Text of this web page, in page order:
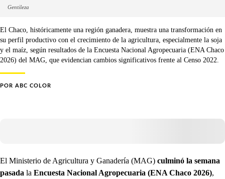
Gentileza
El Chaco, históricamente una región ganadera, muestra una transformación en
su perfil productivo con el crecimiento de la agricultura, especialmente la soja
y el maíz, según resultados de la Encuesta Nacional Agropecuaria (ENA Chaco
2026) del MAG, que evidencian cambios significativos frente al Censo 2022.
POR ABC COLOR
El Ministerio de Agricultura y Ganadería (MAG) culminó la semana
pasada la Encuesta Nacional Agropecuaria (ENA Chaco 2026),